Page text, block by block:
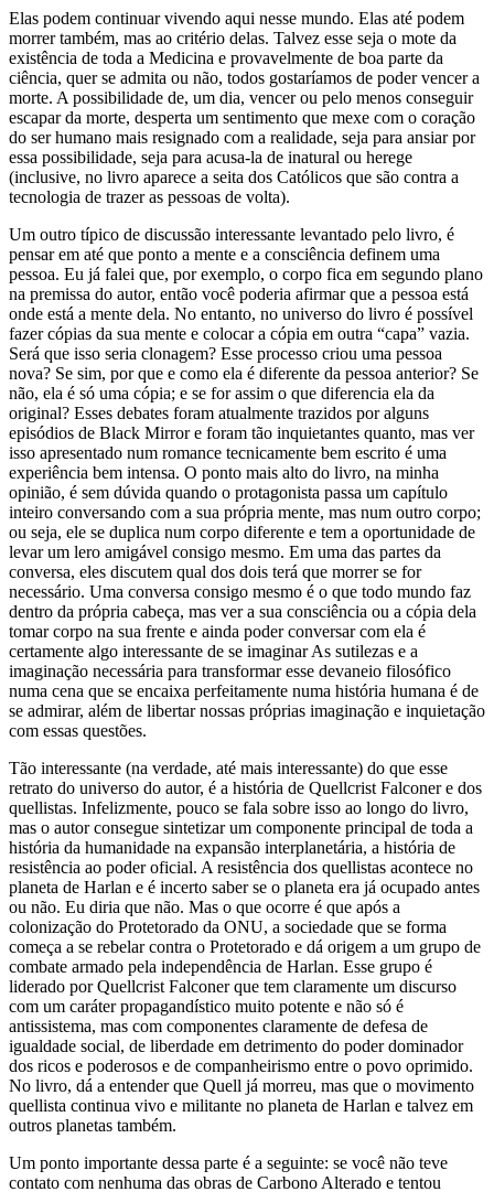
Elas podem continuar vivendo aqui nesse mundo. Elas até podem
morrer também, mas ao critério delas. Talvez esse seja o mote da
existência de toda a Medicina e provavelmente de boa parte da
ciência, quer se admita ou não, todos gostaríamos de poder vencer a
morte. A possibilidade de, um dia, vencer ou pelo menos conseguir
escapar da morte, desperta um sentimento que mexe com o coração
do ser humano mais resignado com a realidade, seja para ansiar por
essa possibilidade, seja para acusa-la de inatural ou herege
(inclusive, no livro aparece a seita dos Católicos que são contra a
tecnologia de trazer as pessoas de volta).
Um outro típico de discussão interessante levantado pelo livro, é
pensar em até que ponto a mente e a consciência definem uma
pessoa. Eu já falei que, por exemplo, o corpo fica em segundo plano
na premissa do autor, então você poderia afirmar que a pessoa está
onde está a mente dela. No entanto, no universo do livro é possível
fazer cópias da sua mente e colocar a cópia em outra “capa” vazia.
Será que isso seria clonagem? Esse processo criou uma pessoa
nova? Se sim, por que e como ela é diferente da pessoa anterior? Se
não, ela é só uma cópia; e se for assim o que diferencia ela da
original? Esses debates foram atualmente trazidos por alguns
episódios de Black Mirror e foram tão inquietantes quanto, mas ver
isso apresentado num romance tecnicamente bem escrito é uma
experiência bem intensa. O ponto mais alto do livro, na minha
opinião, é sem dúvida quando o protagonista passa um capítulo
inteiro conversando com a sua própria mente, mas num outro corpo;
ou seja, ele se duplica num corpo diferente e tem a oportunidade de
levar um lero amigável consigo mesmo. Em uma das partes da
conversa, eles discutem qual dos dois terá que morrer se for
necessário. Uma conversa consigo mesmo é o que todo mundo faz
dentro da própria cabeça, mas ver a sua consciência ou a cópia dela
tomar corpo na sua frente e ainda poder conversar com ela é
certamente algo interessante de se imaginar As sutilezas e a
imaginação necessária para transformar esse devaneio filosófico
numa cena que se encaixa perfeitamente numa história humana é de
se admirar, além de libertar nossas próprias imaginação e inquietação
com essas questões.
Tão interessante (na verdade, até mais interessante) do que esse
retrato do universo do autor, é a história de Quellcrist Falconer e dos
quellistas. Infelizmente, pouco se fala sobre isso ao longo do livro,
mas o autor consegue sintetizar um componente principal de toda a
história da humanidade na expansão interplanetária, a história de
resistência ao poder oficial. A resistência dos quellistas acontece no
planeta de Harlan e é incerto saber se o planeta era já ocupado antes
ou não. Eu diria que não. Mas o que ocorre é que após a
colonização do Protetorado da ONU, a sociedade que se forma
começa a se rebelar contra o Protetorado e dá origem a um grupo de
combate armado pela independência de Harlan. Esse grupo é
liderado por Quellcrist Falconer que tem claramente um discurso
com um caráter propagandístico muito potente e não só é
antissistema, mas com componentes claramente de defesa de
igualdade social, de liberdade em detrimento do poder dominador
dos ricos e poderosos e de companheirismo entre o povo oprimido.
No livro, dá a entender que Quell já morreu, mas que o movimento
quellista continua vivo e militante no planeta de Harlan e talvez em
outros planetas também.
Um ponto importante dessa parte é a seguinte: se você não teve
contato com nenhuma das obras de Carbono Alterado e tentou